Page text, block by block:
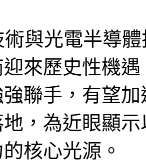
與光電半導
來歷史性機
聯手，有望
，為近眼顯
核心光源。